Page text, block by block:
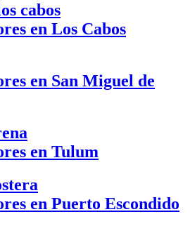
cabos
en Los Cabos
en San Miguel de
en Tulum
en Puerto Escondido